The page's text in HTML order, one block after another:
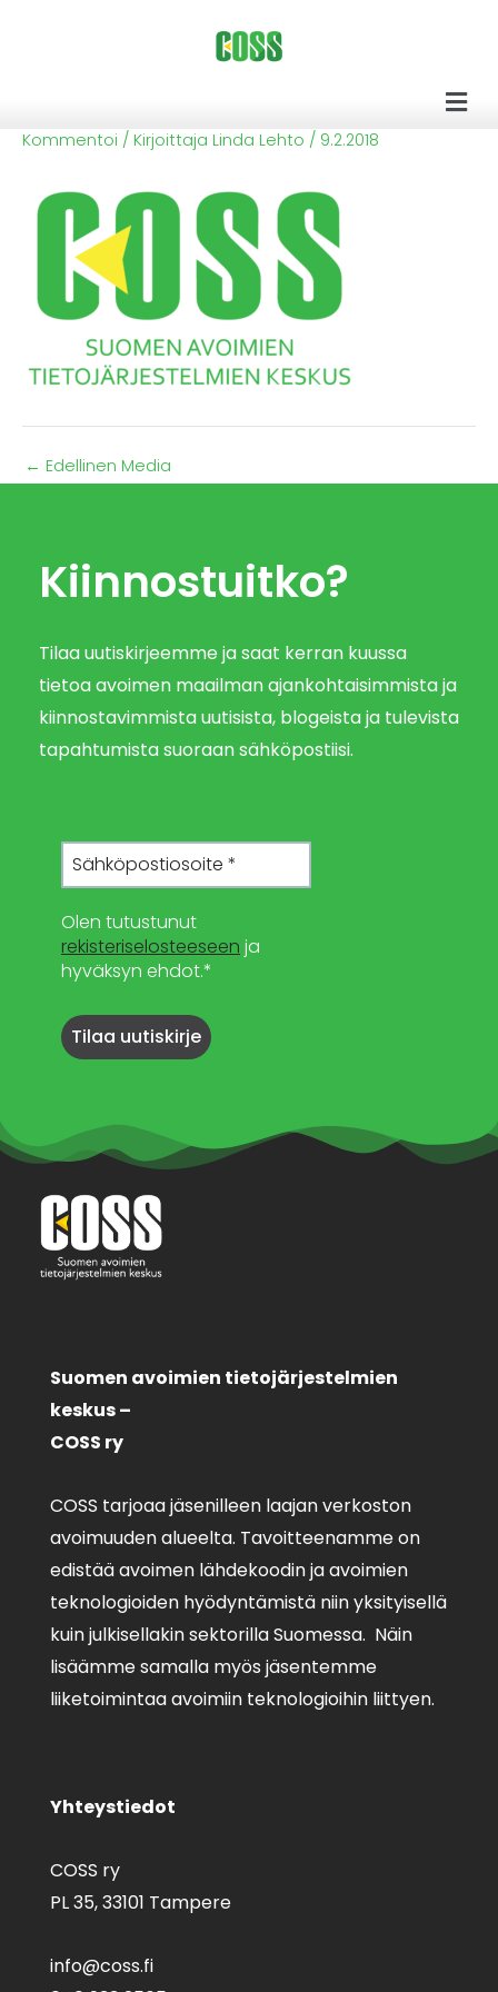
Kommentoi / Kirjoittaja Linda Lehto / 9.2.2018
← Edellinen Media
Kiinnostuitko?
Tilaa uutiskirjeemme ja saat kerran kuussa
tietoa avoimen maailman ajankohtaisimmista ja
kiinnostavimmista uutisista, blogeista ja tulevista
tapahtumista suoraan sähköpostiisi.
Olen tutustunut
rekisteriselosteeseen ja
hyväksyn ehdot.*
Suomen avoimien tietojärjestelmien
keskus –
COSS ry
COSS tarjoaa jäsenilleen laajan verkoston
avoimuuden alueelta. Tavoitteenamme on
edistää avoimen lähdekoodin ja avoimien
teknologioiden hyödyntämistä niin yksityisellä
kuin julkisellakin sektorilla Suomessa. Näin
lisäämme samalla myös jäsentemme
liiketoimintaa avoimiin teknologioihin liittyen.
Yhteystiedot
COSS ry
PL 35,33101 Tampere
info@coss.fi